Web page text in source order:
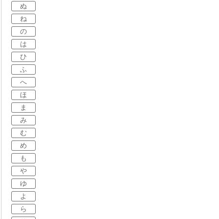
ぬ
ね
の
は
ひ
ふ
へ
ほ
ま
み
む
め
も
や
ゆ
よ
ら